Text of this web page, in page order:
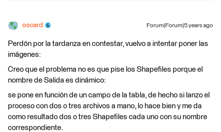
oscard Forum|Forum|5 years ago
Perdón por la tardanza en contestar, vuelvo a intentar poner las
imágenes:
Creo que el problema no es que pise los Shapefiles porque el
nombre de Salida es dinámico:
se pone en función de un campo de la tabla, de hecho si lanzo el
proceso con dos o tres archivos a mano, lo hace bien y me da
como resultado dos o tres Shapefiles cada uno con su nombre
correspondiente.